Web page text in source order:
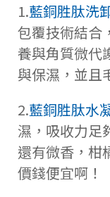
1.藍銅胜肽洗
包覆技術結合
養與角質微代
與保濕，並且
2.藍銅胜肽水
濕，吸收力足
還有微香，柑
價錢便宜啊！